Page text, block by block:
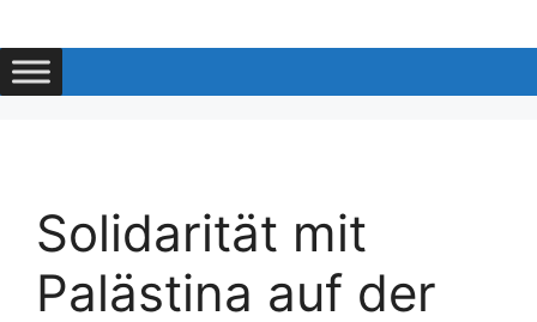
Inhalt
springen
Solidarität mit
Palästina auf der